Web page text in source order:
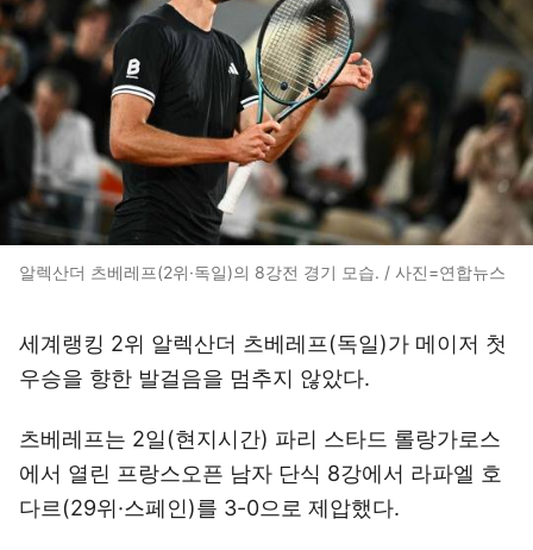
알렉산더 츠베레프(2위·독일)의 8강전 경기 모습. / 사진=연합뉴스
세계랭킹 2위 알렉산더 츠베레프(독일)가 메이저 첫
우승을 향한 발걸음을 멈추지 않았다.
츠베레프는 2일(현지시간) 파리 스타드 롤랑가로스
에서 열린 프랑스오픈 남자 단식 8강에서 라파엘 호
다르(29위·스페인)를 3-0으로 제압했다.